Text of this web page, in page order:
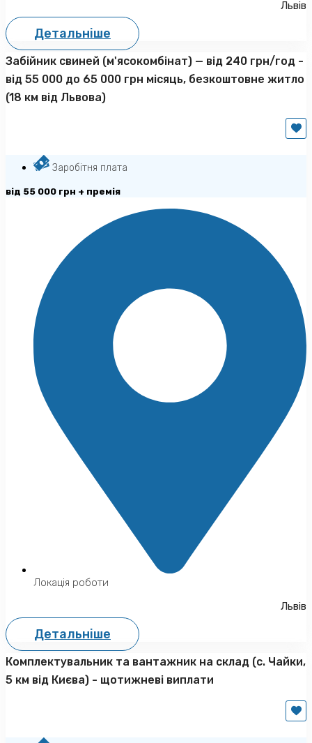
Львів
Детальніше
Забійник свиней (м'ясокомбінат) — від 240 грн/год -
від 55 000 до 65 000 грн місяць, безкоштовне житло
(18 км від Львова)
Заробітня плата
від 55 000 грн + премія
Локація роботи
Львів
Детальніше
Комплектувальник та вантажник на склад (с. Чайки,
5 км від Києва) - щотижневі виплати